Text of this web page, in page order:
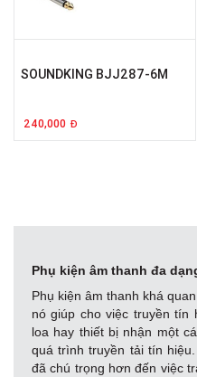
SOUNDKING BJJ287-6M
240,000 Đ
Phụ kiện âm thanh đa
Phụ kiện âm thanh khá
nó giúp cho việc truyền tín
loa hay thiết bị nhận một
quá trình truyền tải tín
đã chú trọng hơn đến việc